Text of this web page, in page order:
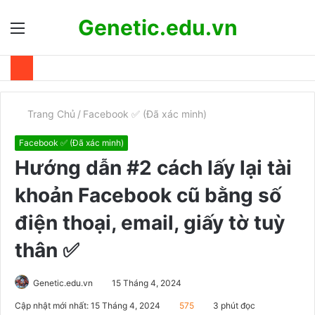
Genetic.edu.vn
Trang Chủ / Facebook ✅ (Đã xác minh)
Facebook ✅ (Đã xác minh)
Hướng dẫn #2 cách lấy lại tài
khoản Facebook cũ bằng số
điện thoại, email, giấy tờ tuỳ
thân ✅
Genetic.edu.vn 15 Tháng 4, 2024
Cập nhật mới nhất: 15 Tháng 4, 2024 575 3 phút đọc